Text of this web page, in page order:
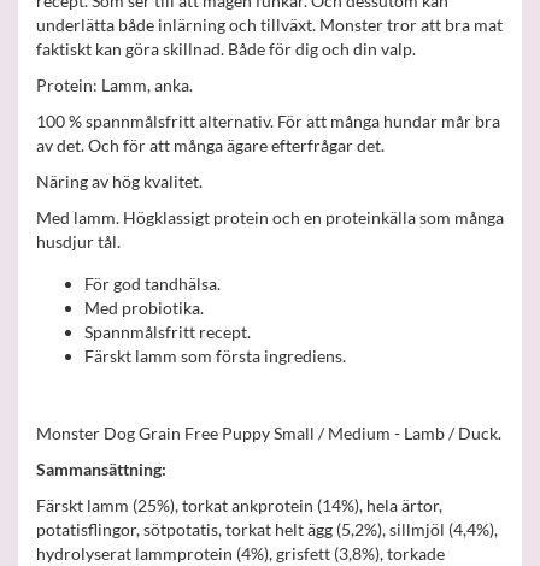
underlätta både inlärning och tillväxt. Monster tror att bra mat
faktiskt kan göra skillnad. Både för dig och din valp.
Protein: Lamm, anka.
100 % spannmålsfritt alternativ. För att många hundar mår bra
av det. Och för att många ägare efterfrågar det.
Näring av hög kvalitet.
Med lamm. Högklassigt protein och en proteinkälla som många
husdjur tål.
För god tandhälsa.
Med probiotika.
Spannmålsfritt recept.
Färskt lamm som första ingrediens.
Monster Dog Grain Free Puppy Small / Medium - Lamb / Duck.
Sammansättning:
Färskt lamm (25%), torkat ankprotein (14%), hela ärtor,
potatisflingor, sötpotatis, torkat helt ägg (5,2%), sillmjöl (4,4%),
hydrolyserat lammprotein (4%), grisfett (3,8%), torkade